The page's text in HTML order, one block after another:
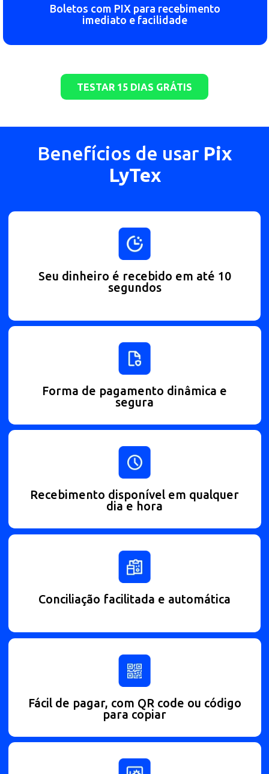
Gere parcelamentos, carnês de cobrança e
configure descontos e juros
imediato e facilidade
Benefícios de usar
LyTex
Seu dinheiro é recebido em até 10
segundos
Forma de pagamento dinâmica e
segura
Recebimento disponível em qualquer
dia e hora